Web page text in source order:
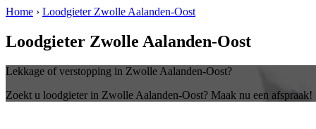
Home › Loodgieter Zwolle Aalanden-Oost
Loodgieter Zwolle Aalanden-Oost
Lekkage of verstopping in Zwolle Aalanden-Oost?
Zoekt u loodgieter in Zwolle Aalanden-Oost? Maak nu een afspraak!